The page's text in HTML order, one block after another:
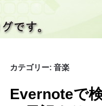
カテゴリー: 音楽
Evernoteで